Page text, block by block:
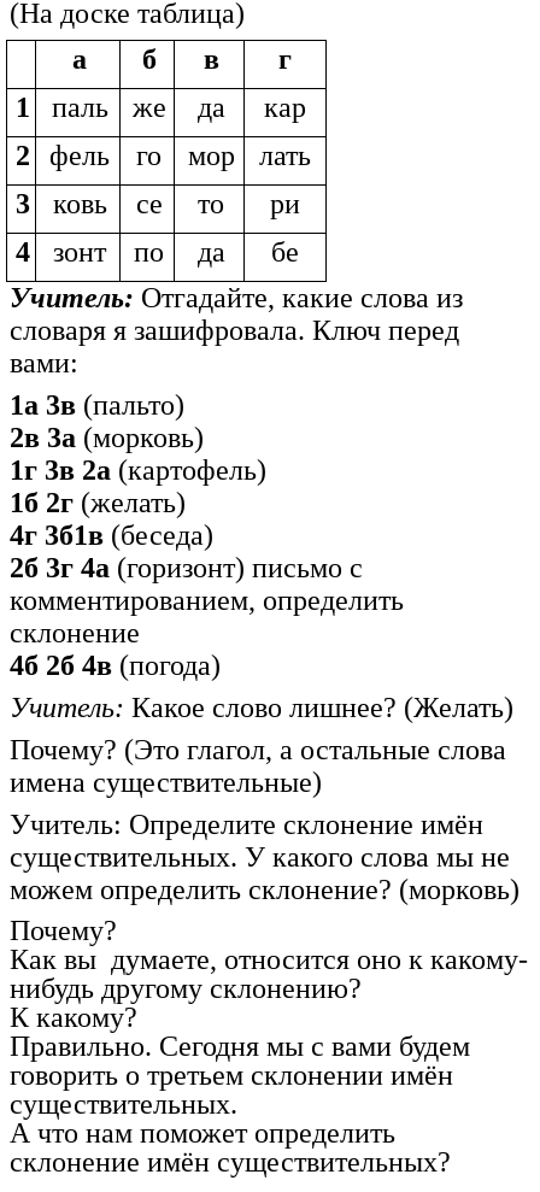
(На доске таблица)
а
б в
г
1
паль же да
кар
2
фель го мор
лать
3
ковь се то
ри
4
зонт по да
бе
Учитель: Отгадайте, какие слова из
словаря я зашифровала. Ключ перед
вами:
1а 3в (пальто)
2в 3а (морковь)
1г 3в 2а (картофель)
1б 2г (желать)
4г 3б1в (беседа)
2б 3г 4а (горизонт) письмо с
комментированием, определить
склонение
4б 2б 4в (погода)
Учитель: Какое слово лишнее? (Желать)
Почему? (Это глагол, а остальные слова
имена существительные)
Учитель: Определите склонение имён
существительных. У какого слова мы не
можем определить склонение? (морковь)
Почему?
Как вы думаете, относится оно к какому-
нибудь другому склонению?
К какому?
Правильно. Сегодня мы с вами будем
говорить о третьем склонении имён
существительных.
А что нам поможет определить
склонение имён существительных?